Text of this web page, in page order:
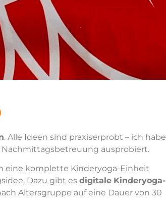
. Alle Ideen sind praxiserprobt – ich habe
Nachmittagsbetreuung ausprobiert.
eine komplette Kinderyoga-Einheit
Dazu gibt es digitale Kinderyoga-
Altersgruppe auf eine Dauer von 30